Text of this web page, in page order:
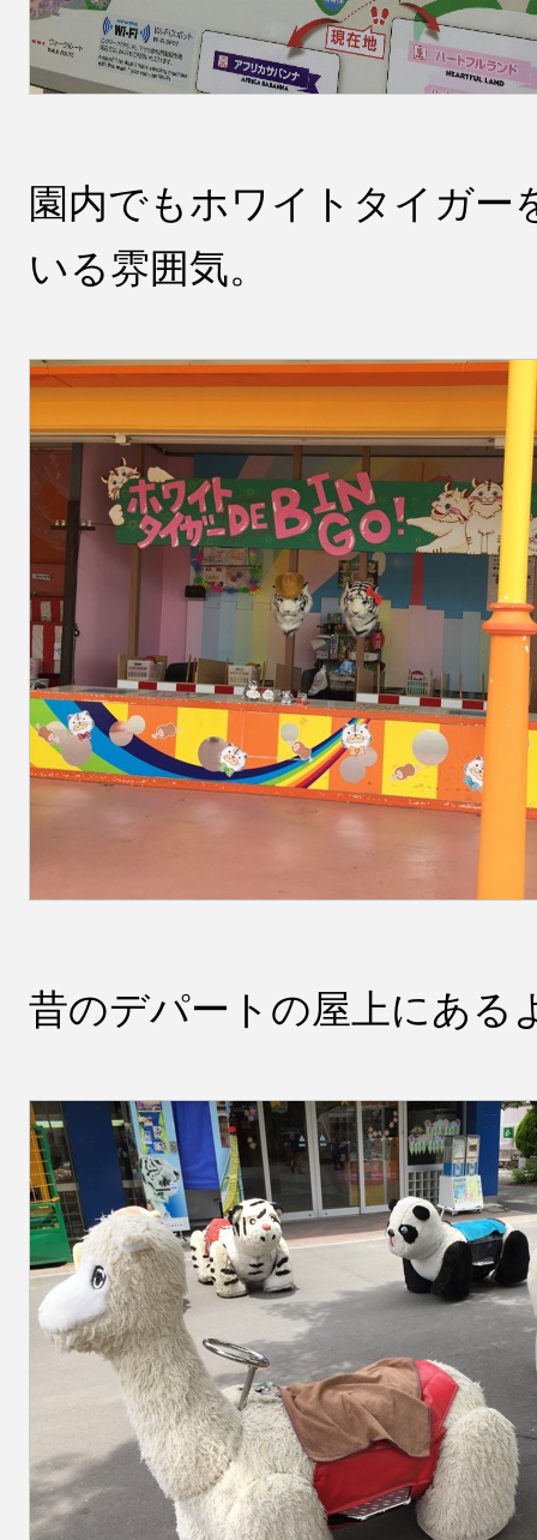
園内でもホワイトタイガー
いる雰囲気。
昔のデパートの屋上にある